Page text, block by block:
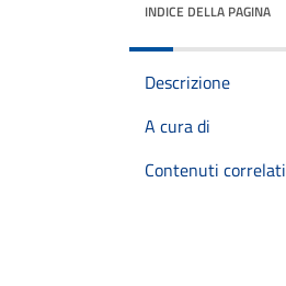
INDICE DELLA PAGINA
Descrizione
A cura di
Contenuti correlati